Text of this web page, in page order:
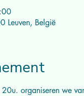
Leuven, België
organiseren we